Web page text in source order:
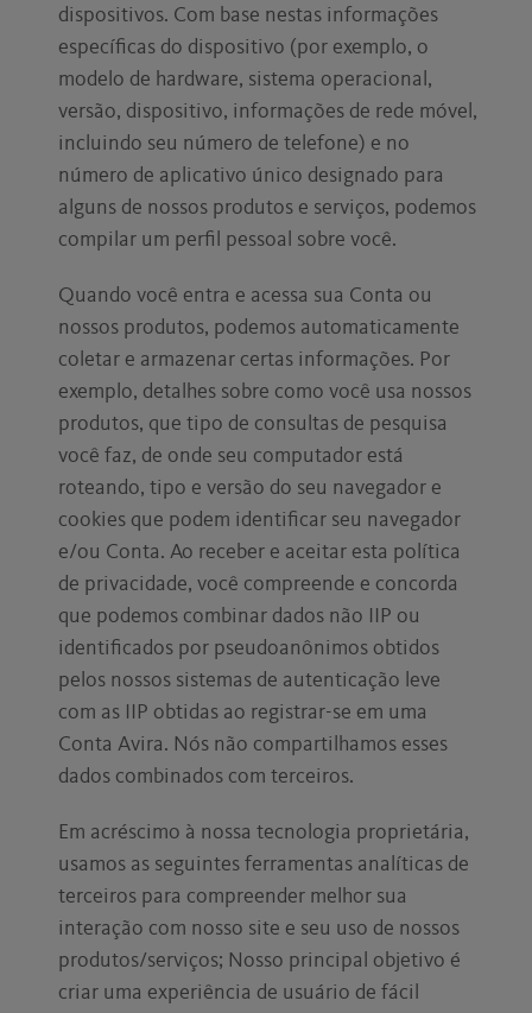
dispositivos. Com base nestas informações
específicas do dispositivo (por exemplo, o
modelo de hardware, sistema operacional,
versão, dispositivo, informações de rede móvel,
incluindo seu número de telefone) e no
número de aplicativo único designado para
alguns de nossos produtos e serviços, podemos
compilar um perfil pessoal sobre você.
Quando você entra e acessa sua Conta ou
nossos produtos, podemos automaticamente
coletar e armazenar certas informações. Por
exemplo, detalhes sobre como você usa nossos
produtos, que tipo de consultas de pesquisa
você faz, de onde seu computador está
roteando, tipo e versão do seu navegador e
cookies que podem identificar seu navegador
e/ou Conta. Ao receber e aceitar esta política
de privacidade, você compreende e concorda
que podemos combinar dados não IIP ou
identificados por pseudoanônimos obtidos
pelos nossos sistemas de autenticação leve
com as IIP obtidas ao registrar-se em uma
Conta Avira. Nós não compartilhamos esses
dados combinados com terceiros.
Em acréscimo à nossa tecnologia proprietária,
usamos as seguintes ferramentas analíticas de
terceiros para compreender melhor sua
interação com nosso site e seu uso de nossos
produtos/serviços; Nosso principal objetivo é
criar uma experiência de usuário de fácil